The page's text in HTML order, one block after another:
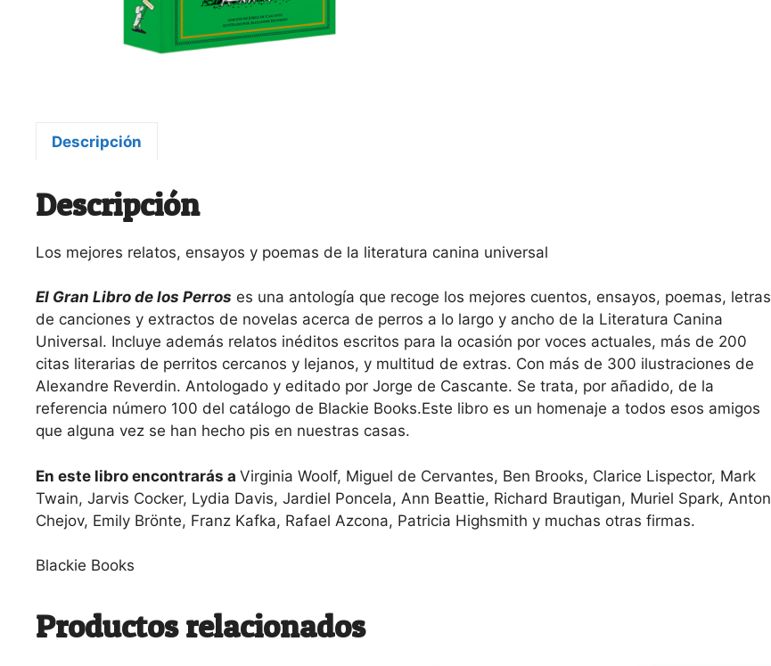
Descripción
Descripción
Los mejores relatos, ensayos y poemas de la literatura canina universal
El Gran Libro de los Perros es una antología que recoge los mejores cuentos, ensayos, poemas, letras
de canciones y extractos de novelas acerca de perros a lo largo y ancho de la Literatura Canina
Universal. Incluye además relatos inéditos escritos para la ocasión por voces actuales, más de 200
citas literarias de perritos cercanos y lejanos, y multitud de extras. Con más de 300 ilustraciones de
Alexandre Reverdin. Antologado y editado por Jorge de Cascante. Se trata, por añadido, de la
referencia número 100 del catálogo de Blackie Books.Este libro es un homenaje a todos esos amigos
que alguna vez se han hecho pis en nuestras casas.
En este libro encontrarás a Virginia Woolf, Miguel de Cervantes, Ben Brooks, Clarice Lispector, Mark
Twain, Jarvis Cocker, Lydia Davis, Jardiel Poncela, Ann Beattie, Richard Brautigan, Muriel Spark, Anton
Chejov, Emily Brönte, Franz Kafka, Rafael Azcona, Patricia Highsmith y muchas otras firmas.
Blackie Books
Productos relacionados